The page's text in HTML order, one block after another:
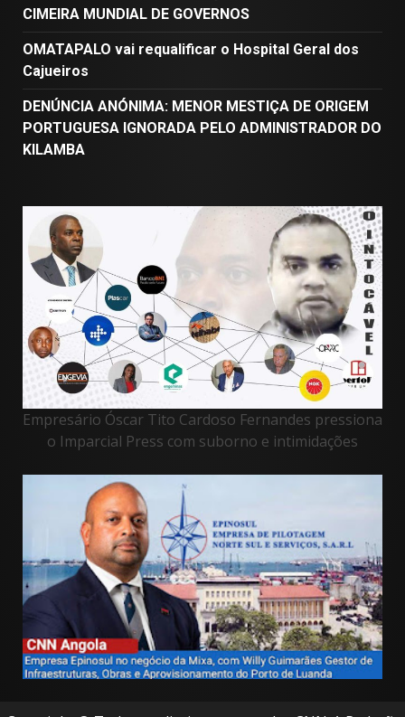
CIMEIRA MUNDIAL DE GOVERNOS
OMATAPALO vai requalificar o Hospital Geral dos
Cajueiros
DENÚNCIA ANÓNIMA: MENOR MESTIÇA DE ORIGEM
PORTUGUESA IGNORADA PELO ADMINISTRADOR DO
KILAMBA
Empresário Óscar Tito Cardoso Fernandes pressiona
o Imparcial Press com suborno e intimidações